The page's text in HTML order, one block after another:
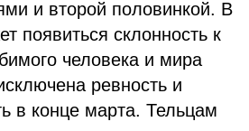
и второй половинкой. В
появиться склонность к
человека и мира
ревность и
в конце марта. Тельцам